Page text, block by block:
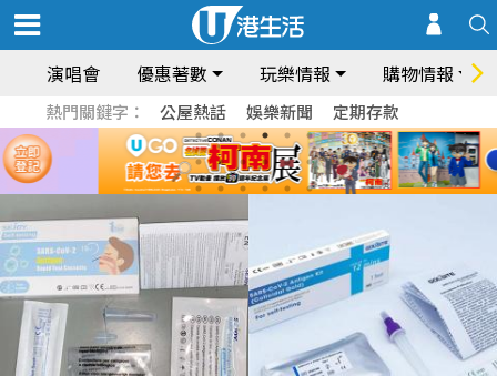
演唱會 優惠著數 玩樂情報 購物情報
熱門關鍵字： 公屋熱話 娛樂新聞 定期存款